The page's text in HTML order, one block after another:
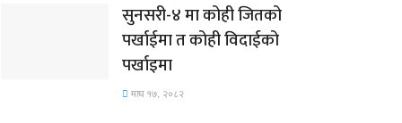
सुनसरी-४ मा कोही जितको
पर्खाईमा त कोही विदाईको
पर्खाइमा
माघ १७, २०८२